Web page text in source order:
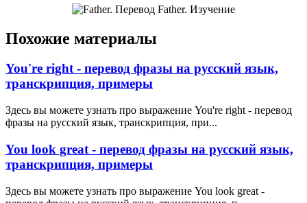
Похожие материалы
You're right - перевод фразы на русский язык,
транскрипция, примеры
Здесь вы можете узнать про выражение You're right - перевод
фразы на русский язык, транскрипция, при...
You look great - перевод фразы на русский язык,
транскрипция, примеры
Здесь вы можете узнать про выражение You look great -